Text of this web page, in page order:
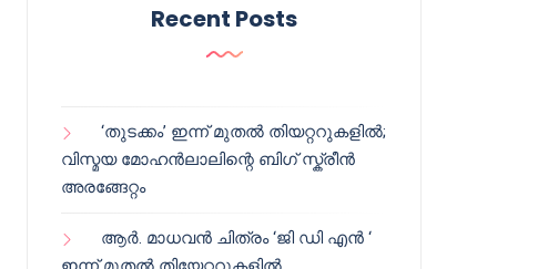
Recent Posts
‘തുടക്കം’ ഇന്ന് മുതൽ തിയറ്ററുകളിൽ;
വിസ്മയ മോഹൻലാലിന്റെ ബിഗ് സ്ക്രീൻ
അരങ്ങേറ്റം
ആർ. മാധവൻ ചിത്രം ‘ജി ഡി എൻ ‘